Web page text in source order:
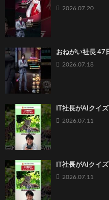
2026.07.20
おねがい社長 47
2026.07.18
IT社長がAIクイ
2026.07.11
IT社長がAIクイ
2026.07.11